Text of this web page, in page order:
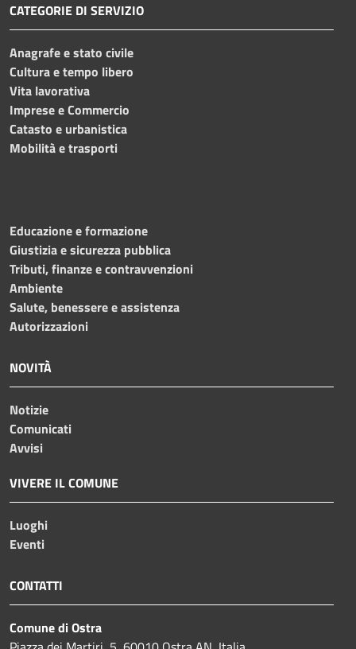
CATEGORIE DI SERVIZIO
Anagrafe e stato civile
Cultura e tempo libero
Vita lavorativa
Imprese e Commercio
Catasto e urbanistica
Mobilità e trasporti
Educazione e formazione
Giustizia e sicurezza pubblica
Tributi, finanze e contravvenzioni
Ambiente
Salute, benessere e assistenza
Autorizzazioni
NOVITÀ
Notizie
Comunicati
Avvisi
VIVERE IL COMUNE
Luoghi
Eventi
CONTATTI
Comune di Ostra